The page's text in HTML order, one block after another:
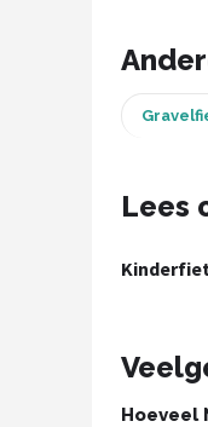
BBB Cycling
Schwalbe
Lees
Hoeveel